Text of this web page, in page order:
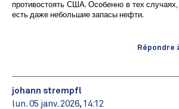
противостоять США. Особенно в тех случаях,
есть даже небольшие запасы нефти.
Répondre
johann strempfl
lun. 05 janv. 2026, 14:12